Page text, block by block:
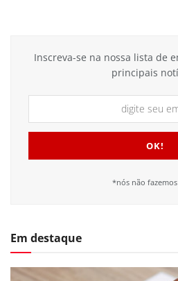
Inscreva-se na nossa lista de
principais
*nós não
Em destaque